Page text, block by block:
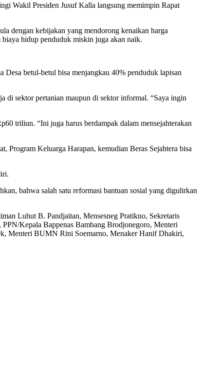
Wakil Presiden Jusuf Kalla langsung memimpin Rapat
dengan kebijakan yang mendorong kenaikan harga
hidup penduduk miskin juga akan naik.
betul-betul bisa menjangkau 40% penduduk lapisan
di sektor pertanian maupun di sektor informal. “Saya ingin
triliun. “Ini juga harus berdampak dalam mensejahterakan
Program Keluarga Harapan, kemudian Beras Sejahtera bisa
bahwa salah satu reformasi bantuan sosial yang digulirkan
Luhut B. Pandjaitan, Mensesneg Pratikno, Sekretaris
Kepala Bappenas Bambang Brodjonegoro, Menteri
Menteri BUMN Rini Soemarno, Menaker Hanif Dhakiri,